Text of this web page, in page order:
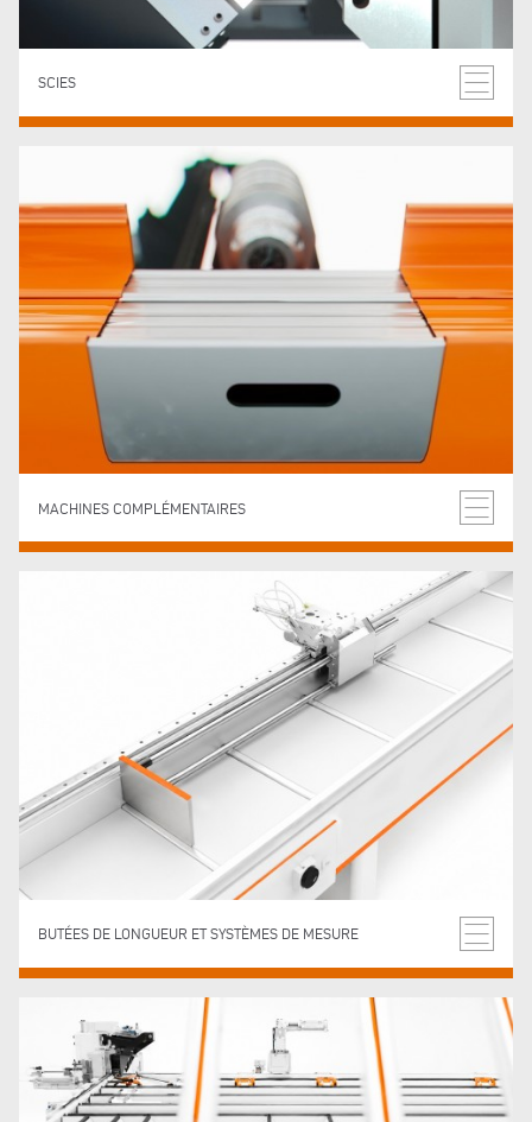
SCIES
MACHINES COMPLÉMENTAIRES
BUTÉES DE LONGUEUR ET SYSTÈMES DE MESURE